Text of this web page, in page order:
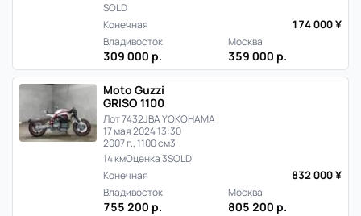
SOLD
Конечная
174 000 ¥
Владивосток
309 000 р.
Москва
359 000 р.
Moto Guzzi
GRISO 1100
Лот 7432JBA YOKOHAMA
17 мая 2024 13:30
2007 г., 1100 см3
14 кмОценка 3SOLD
Конечная
832 000 ¥
Владивосток
755 200 р.
Москва
805 200 р.